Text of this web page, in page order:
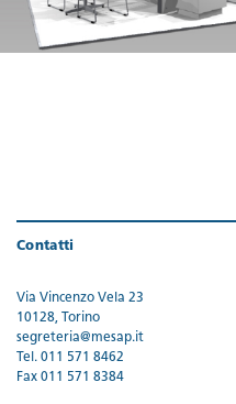
Contatti
Via Vincenzo Vela 23
10128, Torino
segreteria@mesap.it
Tel. 011 571 8462
Fax 011 571 8384